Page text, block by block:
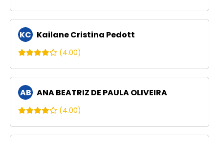
KC Kailane Cristina Pedott
(4.00)
AB ANA BEATRIZ DE PAULA OLIVEIRA
(4.00)